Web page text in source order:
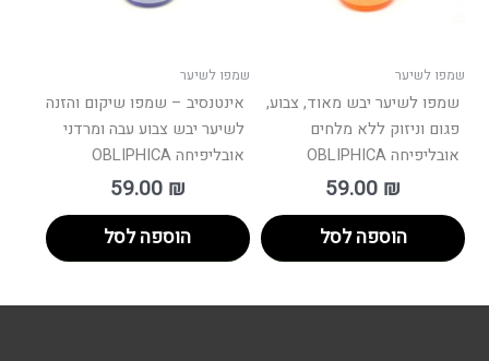
שמפו לשיער
שמפו לשיער יבש מאוד, צבוע,
פגום וניזוק ללא מלחים
אובליפיחה OBLIPHICA
59.00 ₪
הוספה לסל
שמפו לשיער
אינטנסיב – שמפו שיקום והזנה
לשיער יבש צבוע עבה ומרדני
אובליפיחה OBLIPHICA
59.00 ₪
הוספה לסל